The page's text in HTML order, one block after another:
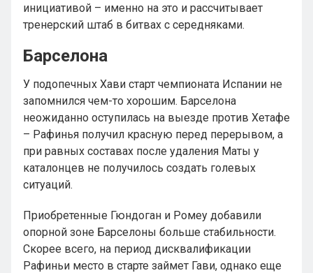
инициативой – именно на это и рассчитывает
тренерский штаб в битвах с середняками.
Барселона
У подопечных Хави старт чемпионата Испании не
запомнился чем-то хорошим. Барселона
неожиданно оступилась на выезде против Хетафе
– Рафинья получил красную перед перерывом, а
при равных составах после удаления Маты у
каталонцев не получилось создать голевых
ситуаций.
Приобретенные Гюндоган и Ромеу добавили
опорной зоне Барселоны больше стабильности.
Скорее всего, на период дисквалификации
Рафиньи место в старте займет Гави, однако еще